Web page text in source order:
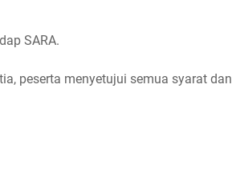
SARA.
peserta menyetujui semua syarat dan